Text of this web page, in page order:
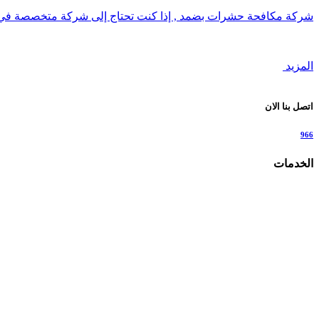
شركة مكافحة حشرات بضمد , إذا كنت تحتاج إلى شركة متخصصة
المزيد
اتصل بنا الان
966
الخدمات